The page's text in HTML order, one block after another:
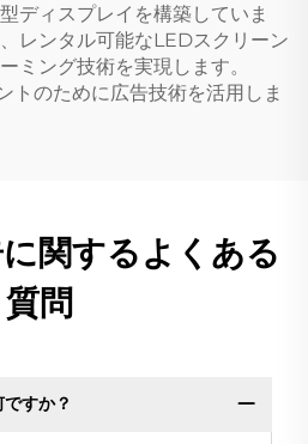
ディスプレイを構築していま
レンタル可能なLEDスクリーン
ミング技術を実現します。
トのために広告技術を活用しま
関するよくある
質問
すか？